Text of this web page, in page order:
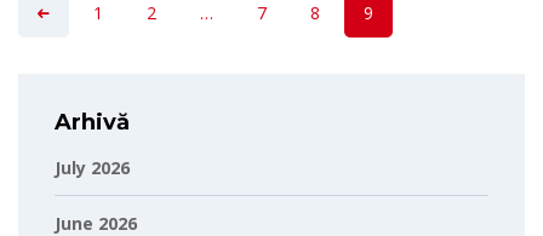
1 2 … 7 8 9
Arhivă
July 2026
June 2026